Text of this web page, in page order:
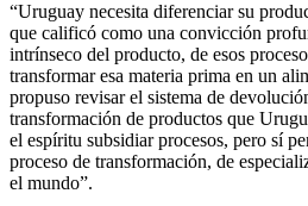
“Uruguay necesita diferenciar su
que calificó como una convicción
intrínseco del producto, de esos
transformar esa materia prima en un
propuso revisar el sistema de
transformación de productos que
el espíritu subsidiar procesos, pero sí
proceso de transformación, de
el mundo”.